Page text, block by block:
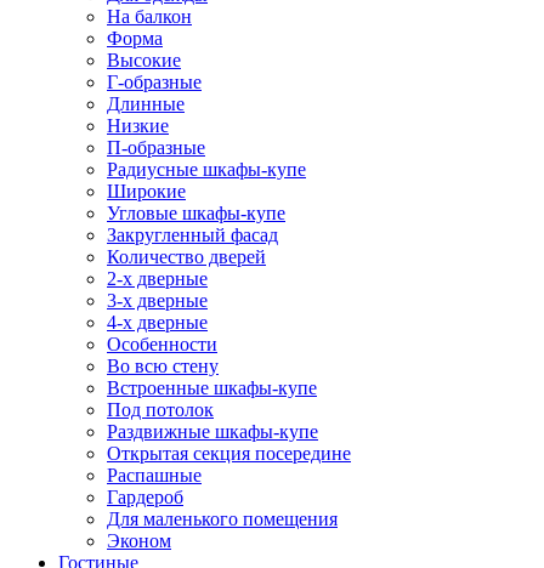
На балкон
Форма
Высокие
Г-образные
Длинные
Низкие
П-образные
Радиусные шкафы-купе
Широкие
Угловые шкафы-купе
Закругленный фасад
Количество дверей
2-х дверные
3-х дверные
4-х дверные
Особенности
Во всю стену
Встроенные шкафы-купе
Под потолок
Раздвижные шкафы-купе
Открытая секция посередине
Распашные
Гардероб
Для маленького помещения
Эконом
Гостиные